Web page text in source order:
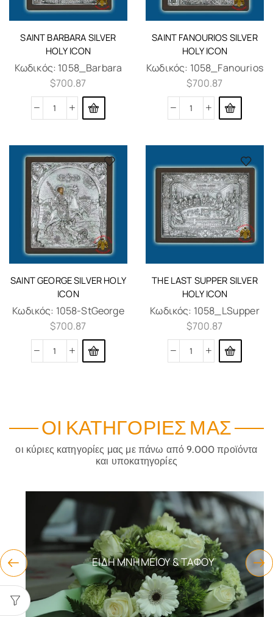
SAINT BARBARA SILVER
HOLY ICON
Κωδικός: 1058_Barbara
$700.87
SAINT FANOURIOS SILVER
HOLY ICON
Κωδικός: 1058_Fanourios
$700.87
SAINT GEORGE SILVER HOLY
ICON
Κωδικός: 1058-StGeorge
$700.87
THE LAST SUPPER SILVER
HOLY ICON
Κωδικός: 1058_LSupper
$700.87
ΟΙ ΚΑΤΗΓΟΡΊΕΣ ΜΑΣ
οι κύριες κατηγορίες μας με πάνω από 9.000 προϊόντα
και υποκατηγορίες
ΕΊΔΗ ΜΝΗΜΕΊΟΥ & ΤΆΦΟΥ